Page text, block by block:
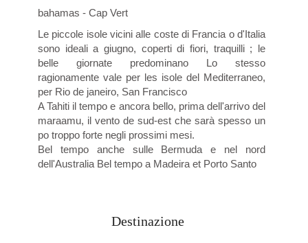
bahamas - Cap Vert
Le piccole isole vicini alle coste di Francia o d'Italia
sono ideali a giugno, coperti di fiori, traquilli ; le
belle giornate predominano Lo stesso
ragionamente vale per les isole del Mediterraneo,
per Rio de janeiro, San Francisco
A Tahiti il tempo e ancora bello, prima dell'arrivo del
maraamu, il vento de sud-est che sarà spesso un
po troppo forte negli prossimi mesi.
Bel tempo anche sulle Bermuda e nel nord
dell'Australia Bel tempo a Madeira et Porto Santo
Destinazione